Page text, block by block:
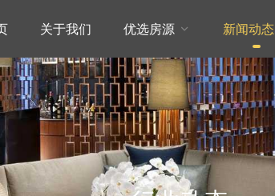
关于我们 优选房源  新闻动态